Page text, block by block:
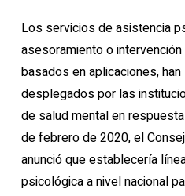
Los servicios de asistencia
asesoramiento o
basados ​​en aplicaciones,
desplegados por las
de salud mental en
de febrero de 2020, el
anunció que establecería
psicológica a nivel nacional